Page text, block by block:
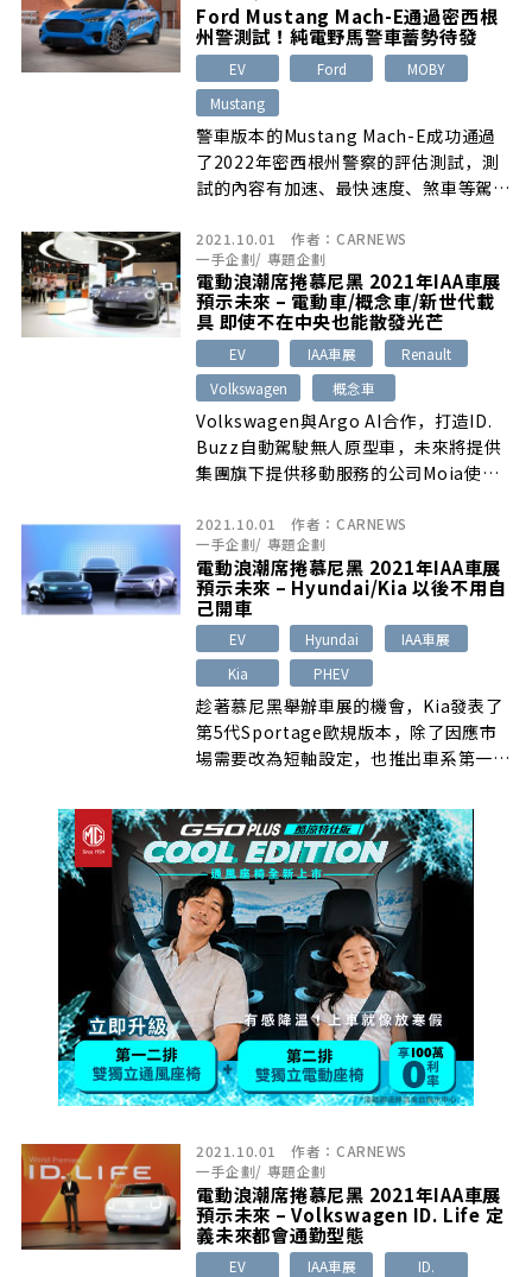
Ford Mustang Mach-E通過密西根
州警測試！純電野馬警車蓄勢待發
EV Ford
MOBY
Mustang
警車版本的Mustang Mach-E成功通過
了2022年密西根州警察的評估測試，測
試的內容有加速、最快速度、煞車等駕馭
況的應變能力等，密西根州的警察每年都
會針對新年式的警車進行測試
2021.10.01 作者： CARNEWS
一手企劃/ 專題企劃
電動浪潮席捲慕尼黑 2021年IAA車展
預示未來 – 電動車/概念車/新世代載
具 即使不在中央也能散發光芒
EV IAA車展
Renault
Volkswagen
概念車
Volkswagen與Argo AI合作，打造ID.
Buzz自動駕駛無人原型車，未來將提供
集團旗下提供移動服務的公司Moia使
應商對決。ID. Buzz無人車上搭載光學攝
影機、毫米波雷達以及雷射雷達
2021.10.01 作者： CARNEWS
一手企劃/ 專題企劃
電動浪潮席捲慕尼黑 2021年IAA車展
預示未來 – Hyundai/Kia 以後不用自
己開車
EV Hyundai
IAA車展
Kia
PHEV
趁著慕尼黑舉辦車展的機會，Kia發表了
第5代Sportage歐規版本，除了因應市
場需要改為短軸設定，也推出車系第一款
計與長軸車型沒有太多差別，採用新世代
家族設計語言，大型水箱護罩還是可以看
到虎鼻元素。
2021.10.01 作者： CARNEWS
一手企劃/ 專題企劃
電動浪潮席捲慕尼黑 2021年IAA車展
預示未來 – Volkswagen ID. Life 定
義未來都會通勤型態
EV IAA車展
ID.